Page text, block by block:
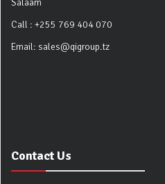
Salaam
Call : +255 769 404 070
Email: sales@qigroup.tz
Contact Us